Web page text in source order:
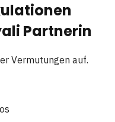
Partnerin
Vermutungen auf.